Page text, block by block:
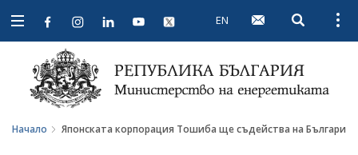
Open
navigation
EN Open
Начало Японската корпорация Тошиба ще съдейства на